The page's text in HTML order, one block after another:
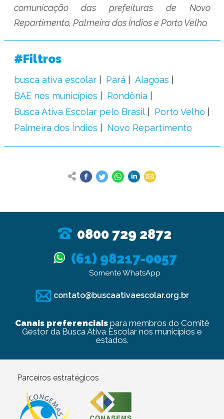
comunicação das prefeituras de Novo
Repartimento, Palmeira dos Índios e Porto Velho.
#Filtros
busca ativa escolar Pará
Alagoas
BAE nos municípios
Rondônia
Busca Ativa Escolar pelo Brasil
Porto Velho
Palmeira dos Índios
Novo Repartimento
0800 729 2872
(61) 98217-0057
Somente WhatsApp
contato@buscaativaescolar.org.br
Canais preferenciaispara membros do Comitê
Gestor da Busca Ativa Escolar nos municípios e
estados.
Parceiros estratégicos